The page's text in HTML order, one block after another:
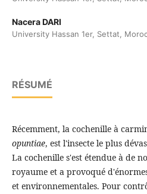
Nacera DARI
University Hassan 1er, Settat,
RÉSUMÉ
Récemment, la cochenille à
opuntiae, est l'insecte le plus
La cochenille s'est étendue à de
royaume et a provoqué
et environnementales. Pour